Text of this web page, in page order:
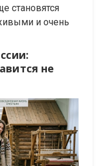
становятся
и очень
не